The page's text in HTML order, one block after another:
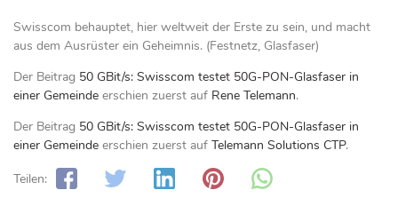
Swisscom behauptet, hier weltweit der Erste zu sein, und macht
aus dem Ausrüster ein Geheimnis. (Festnetz, Glasfaser)
Der Beitrag 50 GBit/s: Swisscom testet 50G-PON-Glasfaser in
einer Gemeinde erschien zuerst auf Rene Telemann.
Der Beitrag 50 GBit/s: Swisscom testet 50G-PON-Glasfaser in
einer Gemeinde erschien zuerst auf Telemann Solutions CTP.
Teilen: